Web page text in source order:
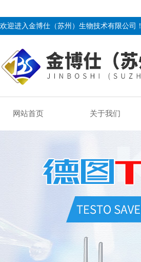
欢迎进入金博仕（苏州）生物技术有限公司！
网站首页 关于我们